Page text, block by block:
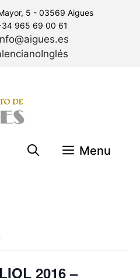
5 - 03569 Aigues
965 69 00 61
Inglés
Menu
2016 –